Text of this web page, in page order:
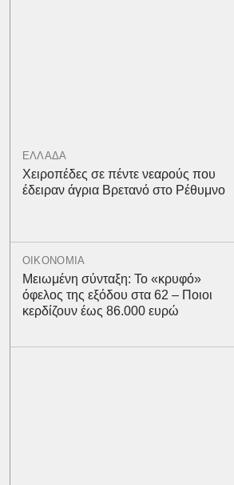
ΕΛΛΑΔΑ
Χειροπέδες σε πέντε νεαρούς που
έδειραν άγρια Βρετανό στο Ρέθυμνο
ΟΙΚΟΝΟΜΙΑ
Μειωμένη σύνταξη: Το «κρυφό»
όφελος της εξόδου στα 62 – Ποιοι
κερδίζουν έως 86.000 ευρώ